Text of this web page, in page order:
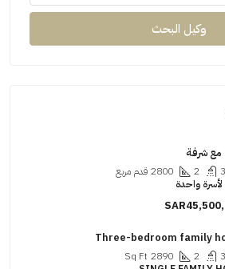
وكيل البحث
مع شرفة
2800 قدم مربع
واحدة
Three-bedroom family
2890
Sq Ft